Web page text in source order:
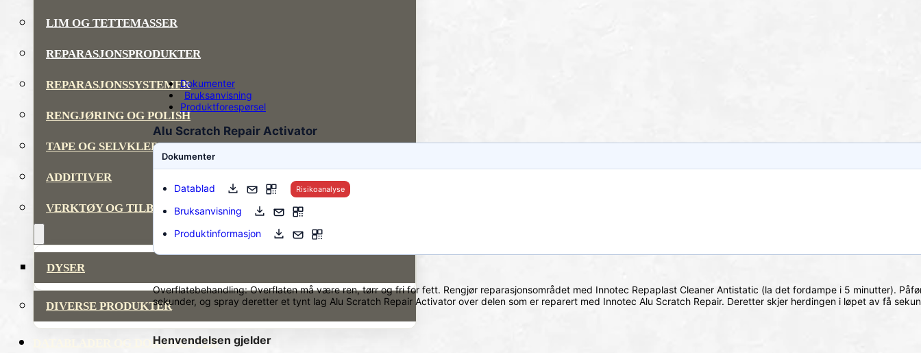
LIM OG TETTEMASSER
REPARASJONSPRODUKTER
REPARASJONSSYSTEMER
RENGJØRING OG POLISH
TAPE OG SELVKLEBENDE
ADDITIVER
VERKTØY OG TILBEHØR
DYSER
DIVERSE PRODUKTER
DATABLADER OG DOKUMENTER
Dokumenter
Bruksanvisning
Produktforespørsel
Alu Scratch Repair Activator
Dokumenter
Datablad Risikoanalyse
Bruksanvisning
Produktinformasjon
Overflatebehandling: Overflaten må være ren, tørr og fri for fett. Rengjør reparasjonsområdet med Innotec Repaplast Cleaner Antistatic (la det fordampe i 5 minutter).
sekunder, og spray deretter et tynt lag Alu Scratch Repair Activator over delen som er reparert med Innotec Alu Scratch Repair. Deretter skjer herdingen i løpet av få
Henvendelsen gjelder